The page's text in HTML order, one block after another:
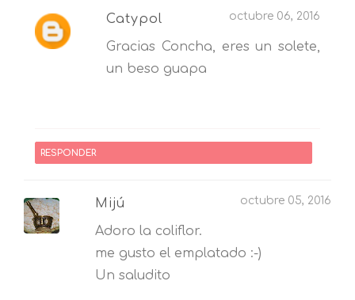
Catypol octubre 06, 2016
Gracias Concha, eres un solete,
un beso guapa
RESPONDER
Mijú octubre 05, 2016
Adoro la coliflor.
me gusto el emplatado :-)
Un saludito